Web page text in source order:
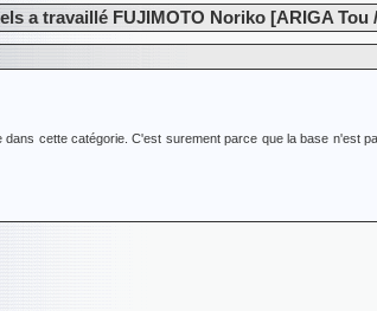
a travaillé FUJIMOTO Noriko [ARIGA Tou
dans cette catégorie. C'est surement parce que la base n'est